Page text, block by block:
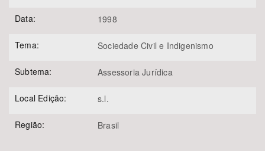
Data: 1998
Tema: Sociedade Civil e Indigenismo
Subtema: Assessoria Jurídica
Local Edição: s.l.
Região: Brasil